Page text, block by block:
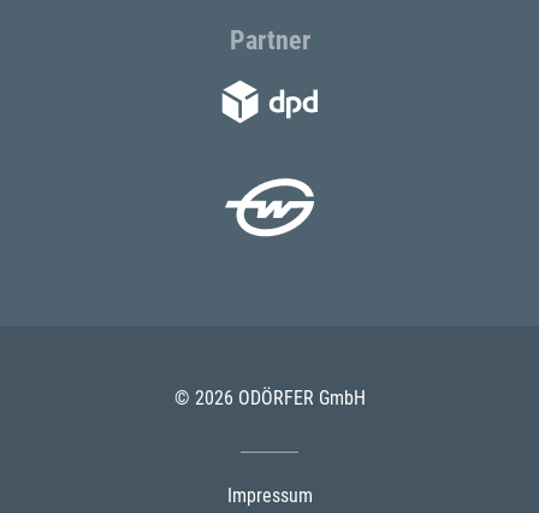
Partner
© 2026 ODÖRFER GmbH
Impressum